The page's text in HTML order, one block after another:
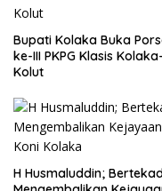
Bupati Kolaka Buka
ke-III PKPG Klasis Kolaka-
Kolut
H Husmaluddin;